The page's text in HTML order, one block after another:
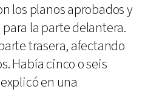
los planos aprobados y
la parte delantera.
trasera, afectando
Había cinco o seis
en una